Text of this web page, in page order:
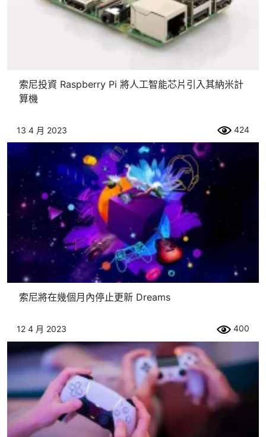
索尼投資 Raspberry Pi 將人工智能芯片引入其納米計
算機
13 4 月 2023 424
索尼將在幾個月內停止更新 Dreams
12 4 月 2023 400